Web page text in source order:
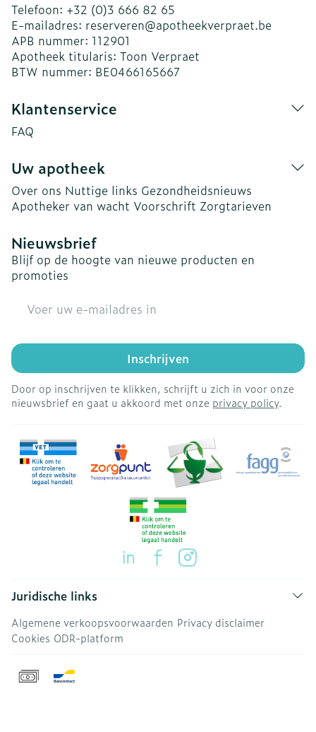
Telefoon: +32 (0)3 666 82 65
E-mailadres: reserveren@apotheekverpraet.be
APB nummer: 112901
Apotheek titularis: Toon Verpraet
BTW nummer: BE0466165667
Klantenservice
FAQ
Uw apotheek
Over ons Nuttige links Gezondheidsnieuws
Apotheker van wacht Voorschrift Zorgtarieven
Nieuwsbrief
Blijf op de hoogte van nieuwe producten en
promoties
Inschrijven
Door op inschrijven te klikken, schrijft u zich in voor onze
nieuwsbrief en gaat u akkoord met onze privacy policy.
Juridische links
Algemene verkoopsvoorwaarden Privacy disclaimer
Cookies ODR-platform